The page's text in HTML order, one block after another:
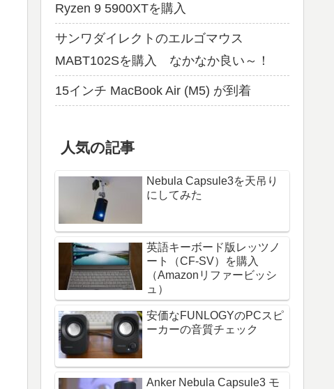
Ryzen 9 5900XTを購入
サンワダイレクトのエルゴマウス
MABT102Sを購入 なかなか良い～！
15インチ MacBook Air (M5) が到着
人気の記事
Nebula Capsule3を天吊り
にしてみた
英語キーボード版レッツノ
ート（CF-SV）を購入
（Amazonリファービッシ
ュ）
安価なFUNLOGYのPCスピ
ーカーの音質チェック
Anker Nebula Capsule3 モ